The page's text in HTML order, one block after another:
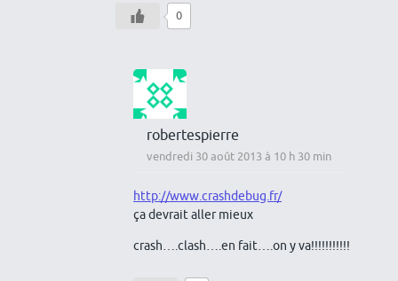
0
robertespierre
vendredi 30 août 2013 à 10 h 30 min
http://www.crashdebug.fr/
ça devrait aller mieux
crash….clash….en fait….on y va!!!!!!!!!!!